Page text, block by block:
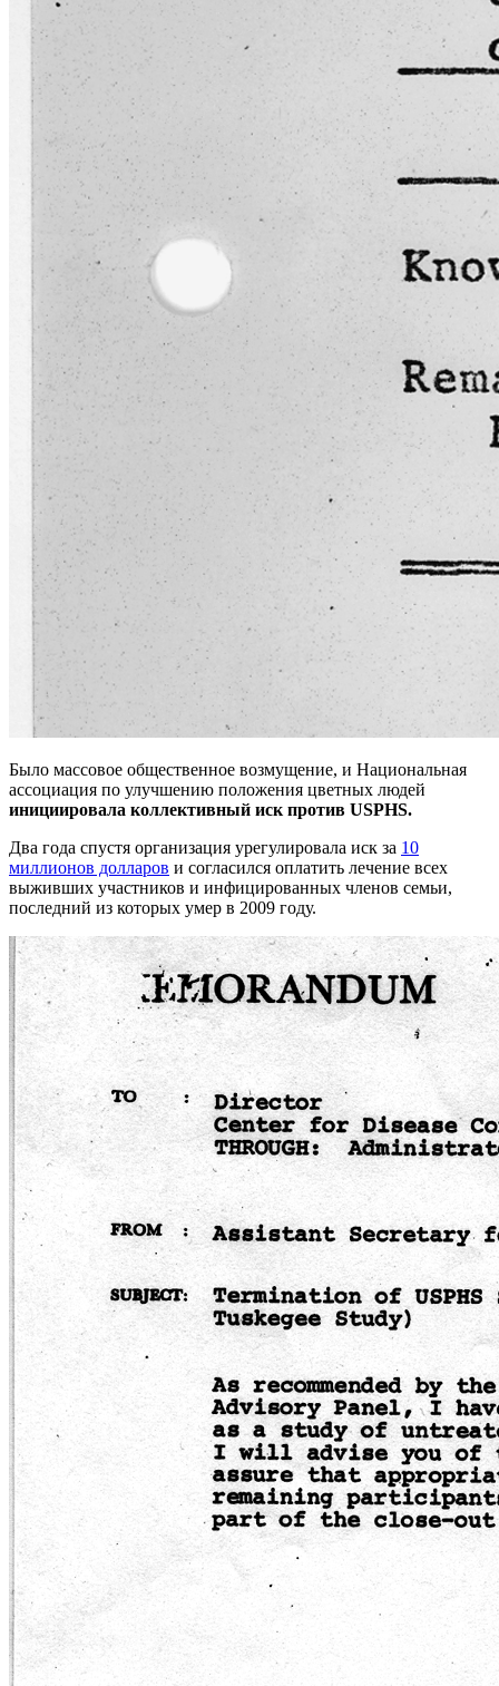
Было массовое общественное возмущение, и Национальная
ассоциация по улучшению положения цветных людей
инициировала коллективный иск против USPHS.
Два года спустя организация урегулировала иск за 10
миллионов долларов и согласился оплатить лечение всех
выживших участников и инфицированных членов семьи,
последний из которых умер в 2009 году.